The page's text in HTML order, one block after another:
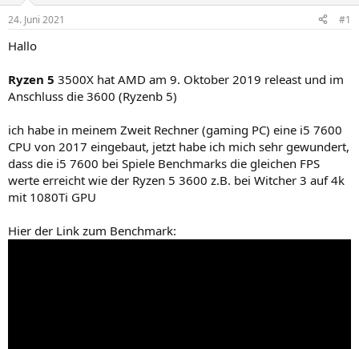
e
r
t
24. Juni 2021 #1
Hallo
Ryzen 5 3500X hat AMD am 9. Oktober 2019 releast und im
Anschluss die 3600 (Ryzenb 5)
ich habe in meinem Zweit Rechner (gaming PC) eine i5 7600
CPU von 2017 eingebaut, jetzt habe ich mich sehr gewundert,
dass die i5 7600 bei Spiele Benchmarks die gleichen FPS
werte erreicht wie der Ryzen 5 3600 z.B. bei Witcher 3 auf 4k
mit 1080Ti GPU
Hier der Link zum Benchmark: